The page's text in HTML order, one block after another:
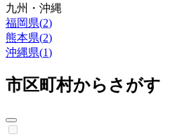
九州・沖縄
福岡県(2)
熊本県(2)
沖縄県(1)
市区町村からさがす